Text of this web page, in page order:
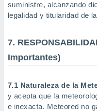
suministre, alcanzando
legalidad y titularidad de
7.
Importantes)
7.1 Naturaleza de la
y acepta que la
e inexacta. Meteored no